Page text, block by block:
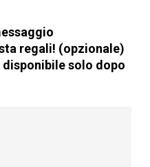
regali! (opzionale)
solo dopo